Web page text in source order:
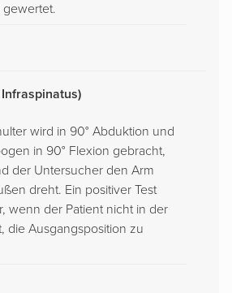
gewertet.
wird in 90° Abduktion und
in 90° Flexion gebracht,
der Untersucher den Arm
dreht. Ein positiver Test
wenn der Patient nicht in der
die Ausgangsposition zu